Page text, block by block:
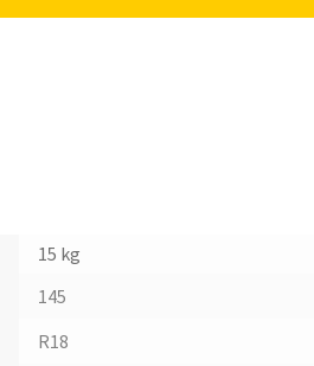
15 kg
145
R18